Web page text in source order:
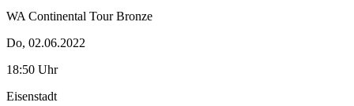
WA Continental Tour Bronze
Do, 02.06.2022
18:50 Uhr
Eisenstadt